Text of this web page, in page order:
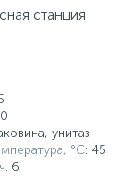
станция
унитаз
°С: 45
: 6